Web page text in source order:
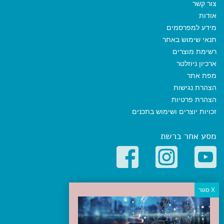
צור קשר
אודות
מידע למפרסמים
תנאי שימוש באתר
רשימת מוצרים
ארכיון ניוזלטר
מפת אתר
הצהרת נגישות
הצהרת פרטיות
זכויות יוצרים ושימוש בתכנים
מסע אחר ברשת
קטגוריות פופולריות
יעדים
טיולים בישראל